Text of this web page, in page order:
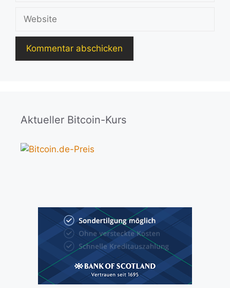
Website
Aktueller Bitcoin-Kurs